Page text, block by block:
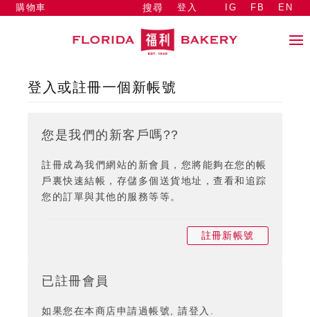
搜尋 登入
購物車 IG FB EN
登入或註冊一個新帳號
您是我們的新客戶嗎??
註冊成為我們網站的新會員，您將能夠在您的帳
戶裏快速結帳，存儲多個送貨地址，查看和追踪
您的訂單與其他的服務等等。
註冊新帳號
已註冊會員
如果您在本商店申請過帳號, 請登入.